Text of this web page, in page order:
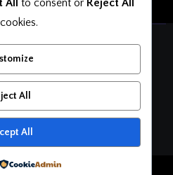
Jualan, Belajar Desain
All
All